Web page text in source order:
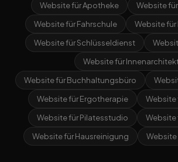
Website für Apotheke
Website
Website für Fahrschule
Website
Website für Schlüsseldienst
Website für
Website für Buchhaltungsbüro
Website für Ergotherapie
Website
Website für Pilatesstudio
Website
Website für Hausreinigung